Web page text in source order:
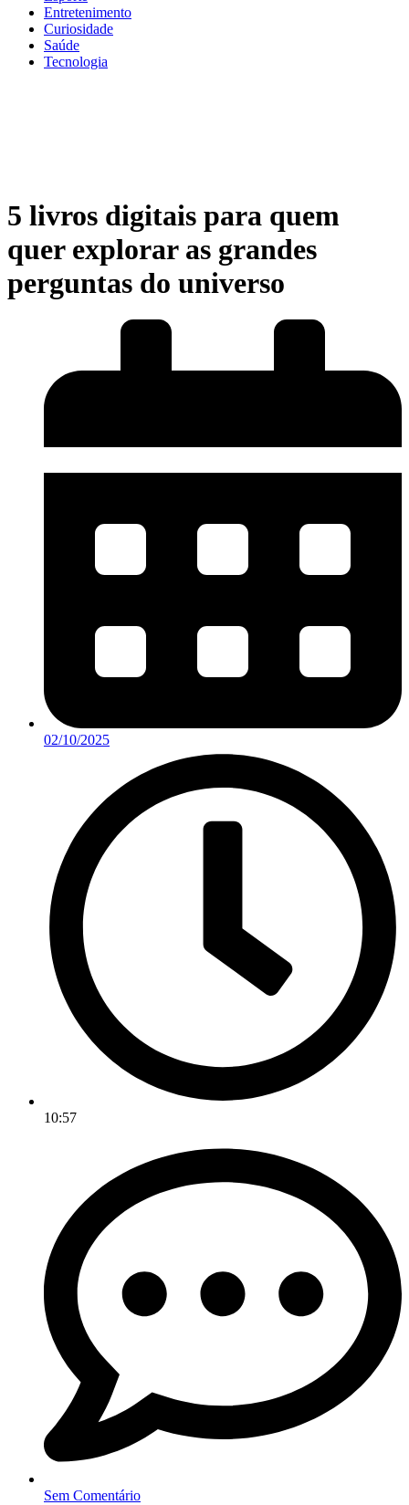
Entretenimento
Curiosidade
Saúde
Tecnologia
5 livros digitais para quem
quer explorar as grandes
perguntas do universo
02/10/2025
10:57
Sem Comentário